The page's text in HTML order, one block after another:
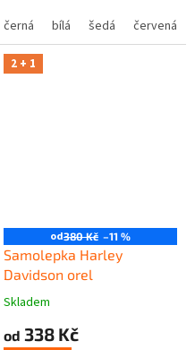
modrá žlutá zelená růžová
černá
bílá šedá červená
2 + 1
od380 Kč –11 %
Samolepka Harley
Davidson orel
Skladem
od 338 Kč